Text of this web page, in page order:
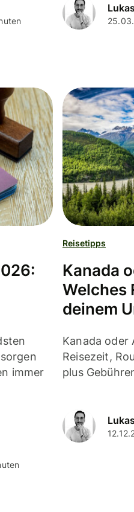
immer
Reisetipps
Kanada
Welches
deinem
Kanada oder
Reisezeit,
plus